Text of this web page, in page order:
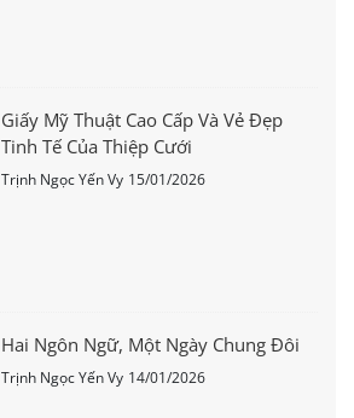
Giấy Mỹ Thuật Cao Cấp Và Vẻ Đẹp
Tinh Tế Của Thiệp Cưới
Trịnh Ngọc Yến Vy 15/01/2026
Hai Ngôn Ngữ, Một Ngày Chung Đôi
Trịnh Ngọc Yến Vy 14/01/2026